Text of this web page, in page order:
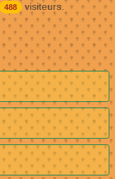
488 visiteurs.